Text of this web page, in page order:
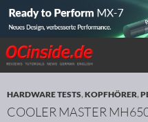
Redaktion ocinside.de
Suchen
ZUM INHALT SPRINGEN
HARDWARE TESTS,KOPFHÖRER,
COOLER MASTER